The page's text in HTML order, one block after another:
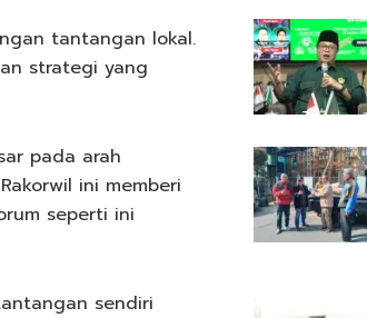
tantangan lokal.
strategi yang
pada arah
ini memberi
seperti ini
sendiri